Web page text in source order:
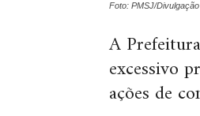
Foto: PMSJ/Divulgação
A
excessivo
ações de